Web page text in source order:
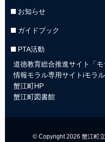
お知らせ
ガイドブック
PTA活動
道徳教育総合推進サイト「モ
情報モラル専用サイトiモラル
蟹江町HP
蟹江町図書館
© Copyright 2026 蟹江町